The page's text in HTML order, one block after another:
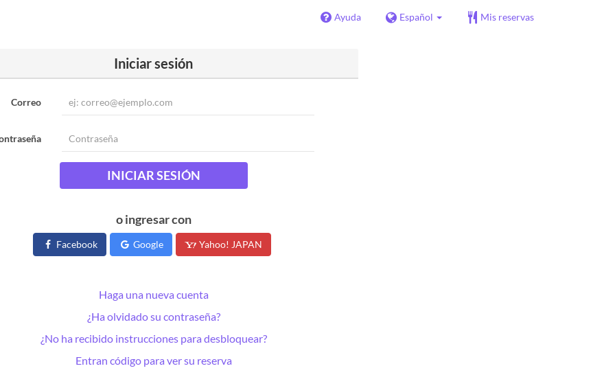
Ayuda Español Mis reservas
Iniciar sesión
Correo
INICIAR SESIÓN
o ingresar con
Facebook Google Yahoo! JAPAN
Haga una nueva cuenta
¿Ha olvidado su contraseña?
¿No ha recibido instrucciones para desbloquear?
Entran código para ver su reserva